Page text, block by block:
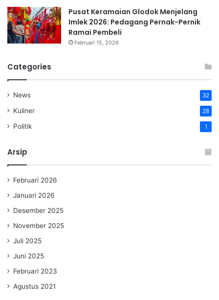
Pusat Keramaian Glodok Menjelang
Imlek 2026: Pedagang Pernak-Pernik
Ramai Pembeli
Februari 15, 2026
Categories
News 32
Kuliner 28
Politik 1
Arsip
Februari 2026
Januari 2026
Desember 2025
November 2025
Juli 2025
Juni 2025
Februari 2023
Agustus 2021